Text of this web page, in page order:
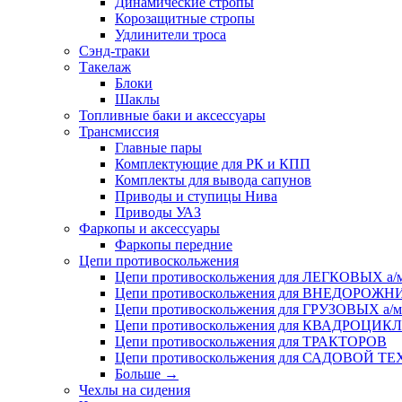
Корозащитные стропы
Удлинители троса
Сэнд-траки
Такелаж
Блоки
Шаклы
Топливные баки и аксессуары
Трансмиссия
Главные пары
Комплектующие для РК и КПП
Комплекты для вывода сапунов
Приводы и ступицы Нива
Приводы УАЗ
Фаркопы и аксессуары
Фаркопы передние
Цепи противоскольжения
Цепи противоскольжения для ЛЕГКОВЫХ а/
Цепи противоскольжения для
Цепи противоскольжения для ГРУЗОВЫХ а/м
Цепи противоскольжения для
Цепи противоскольжения для ТРАКТОРОВ
Цепи противоскольжения для САДОВОЙ
Больше →
Чехлы на сидения